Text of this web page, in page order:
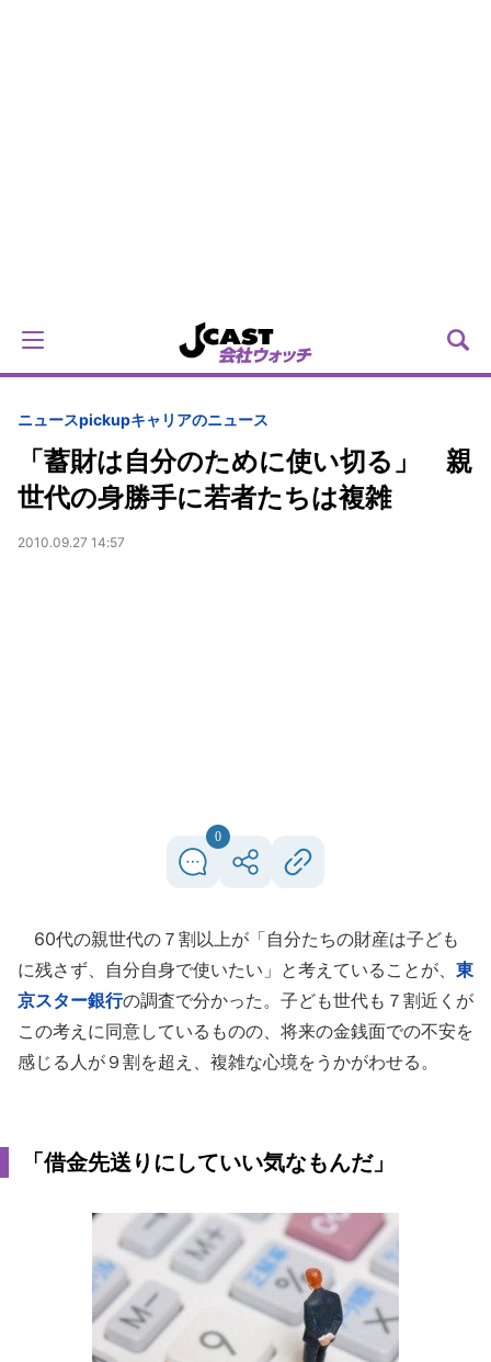
ニュースpickupキャリアのニュース
「蓄財は自分のために使い切る」 親
世代の身勝手に若者たちは複雑
2010.09.27 14:57
0
60代の親世代の７割以上が「自分たちの財産は子ども
に残さず、自分自身で使いたい」と考えていることが、 東
京スター銀行の調査で分かった。子ども世代も７割近くが
この考えに同意しているものの、将来の金銭面での不安を
感じる人が９割を超え、複雑な心境をうかがわせる。
「借金先送りにしていい気なもんだ」